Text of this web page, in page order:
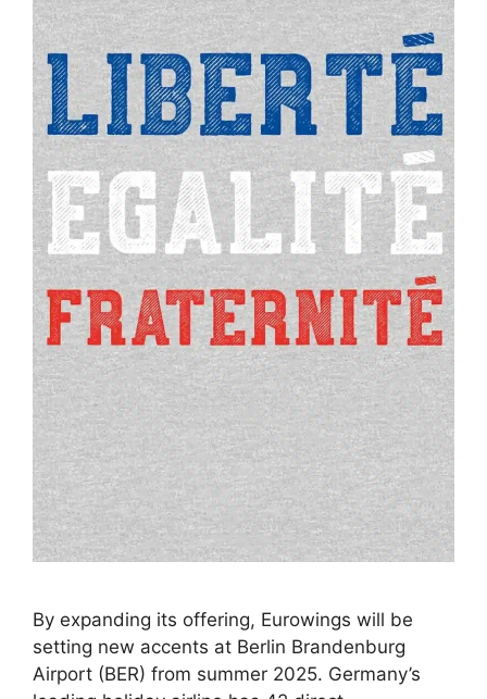
By expanding its offering, Eurowings will be
setting new accents at Berlin Brandenburg
Airport (BER) from summer 2025. Germany’s